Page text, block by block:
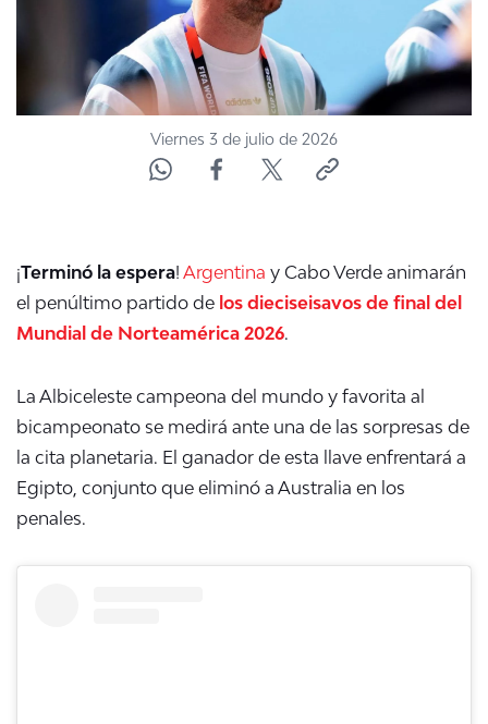
CORPORATIVO Y TRANSPARENCIA
CANAL DE DENUNCIAS
ÁREA DE PROYECTOS
Viernes 3 de julio de 2026
¡Terminó la espera! Argentina y Cabo Verde animarán
el penúltimo partido de los dieciseisavos de final del
Mundial de Norteamérica 2026.
La Albiceleste campeona del mundo y favorita al
bicampeonato se medirá ante una de las sorpresas de
la cita planetaria. El ganador de esta llave enfrentará a
Egipto, conjunto que eliminó a Australia en los
penales.